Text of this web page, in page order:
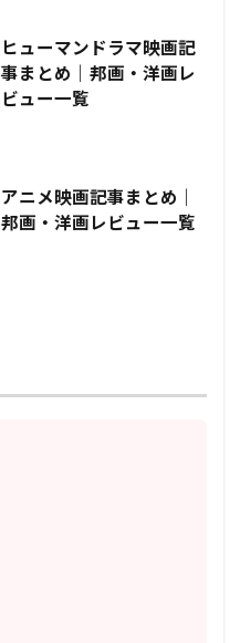
ヒューマンドラマ映画記
事まとめ｜邦画・洋画レ
ビュー一覧
アニメ映画記事まとめ｜
邦画・洋画レビュー一覧